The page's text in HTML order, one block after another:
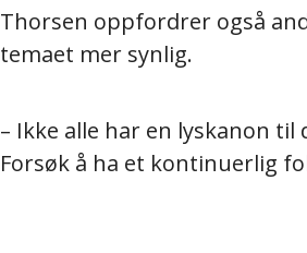
Thorsen oppfordrer også
temaet mer synlig.
– Ikke alle har en lyskanon
Forsøk å ha et kontinuerlig